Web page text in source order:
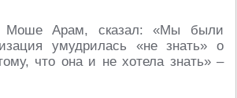
Моше Арам, сказал: «Мы были
умудрилась «не знать» о
что она и не хотела знать» –